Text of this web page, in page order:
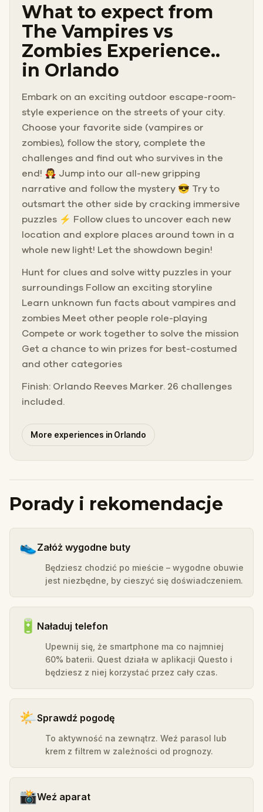
What to expect from
The Vampires vs
Zombies Experience..
in Orlando
Embark on an exciting outdoor escape-room-
style experience on the streets of your city.
Choose your favorite side (vampires or
zombies), follow the story, complete the
challenges and find out who survives in the
end! 🧛 Jump into our all-new gripping
narrative and follow the mystery 😎 Try to
outsmart the other side by cracking immersive
puzzles ⚡ Follow clues to uncover each new
location and explore places around town in a
whole new light! Let the showdown begin!
Hunt for clues and solve witty puzzles in your
surroundings Follow an exciting storyline
Learn unknown fun facts about vampires and
zombies Meet other people role-playing
Compete or work together to solve the mission
Get a chance to win prizes for best-costumed
and other categories
Finish: Orlando Reeves Marker. 26 challenges
included.
More experiences in Orlando
Porady i rekomendacje
👟Załóż wygodne buty
Będziesz chodzić po mieście – wygodne obuwie
jest niezbędne, by cieszyć się doświadczeniem.
🔋 Naładuj telefon
Upewnij się, że smartphone ma co najmniej
60% baterii. Quest działa w aplikacji Questo i
będziesz z niej korzystać przez cały czas.
🌤️Sprawdź pogodę
To aktywność na zewnątrz. Weź parasol lub
krem z filtrem w zależności od prognozy.
📸Weź aparat